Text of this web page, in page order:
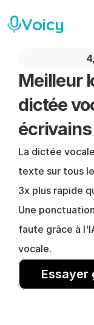
Voicy
Meilleur
dictée
écrivains
La dictée
texte sur tous
3x plus rapide
Une
faute grâce à
vocale.